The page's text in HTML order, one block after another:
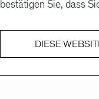
bestätigen Sie, dass
DIESE